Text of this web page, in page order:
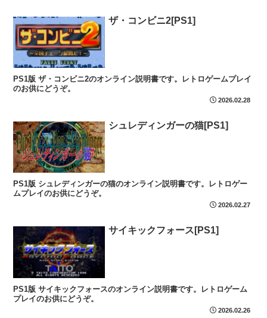
ザ・コンビニ2[PS1]
PS1版 ザ・コンビニ2のオンライン説明書です。レトロゲームプレイ
のお供にどうぞ。
2026.02.28
シュレディンガーの猫[PS1]
PS1版 シュレディンガーの猫のオンライン説明書です。レトロゲー
ムプレイのお供にどうぞ。
2026.02.27
サイキックフォース[PS1]
PS1版 サイキックフォースのオンライン説明書です。レトロゲーム
プレイのお供にどうぞ。
2026.02.26